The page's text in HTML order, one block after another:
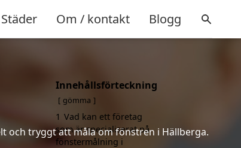
Städer Om / kontakt Blogg
och tryggt att måla om fönstren i Hällberga.
Innehållsförteckning
gömma
1 Vad kan ett företag
som är specialiserat på
fönstermålning i